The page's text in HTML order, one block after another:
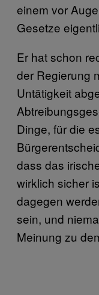
einem vor
Gesetze
Er hat schon
der Regierung
Untätigkeit
Dinge, für die
dass das
wirklich sicher
dagegen
sein, und
Meinung zu